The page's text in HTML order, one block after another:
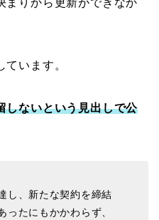
まりから更新ができなか
います。
しないという見出しで公
し、新たな契約を締結
ったにもかかわらず、